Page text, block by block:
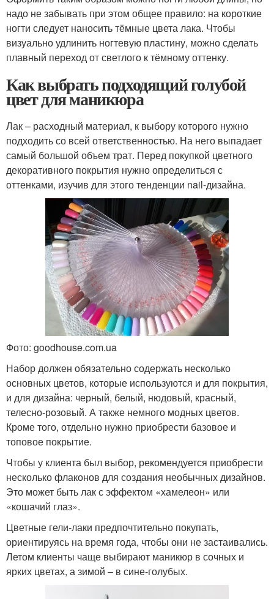
надо не забывать при этом общее правило: на короткие
ногти следует наносить тёмные цвета лака. Чтобы
визуально удлинить ногтевую пластину, можно сделать
плавный переход от светлого к тёмному оттенку.
Как выбрать подходящий голубой
цвет для маникюра
Лак – расходный материал, к выбору которого нужно
подходить со всей ответственностью. На него выпадает
самый большой объем трат. Перед покупкой цветного
декоративного покрытия нужно определиться с
оттенками, изучив для этого тенденции nail-дизайна.
Фото: goodhouse.com.ua
Набор должен обязательно содержать несколько
основных цветов, которые используются и для покрытия,
и для дизайна: черный, белый, нюдовый, красный,
телесно-розовый. А также немного модных цветов.
Кроме того, отдельно нужно приобрести базовое и
топовое покрытие.
Чтобы у клиента был выбор, рекомендуется приобрести
несколько флаконов для создания необычных дизайнов.
Это может быть лак с эффектом «хамелеон» или
«кошачий глаз».
Цветные гели-лаки предпочтительно покупать,
ориентируясь на время года, чтобы они не застаивались.
Летом клиенты чаще выбирают маникюр в сочных и
ярких цветах, а зимой – в сине-голубых.